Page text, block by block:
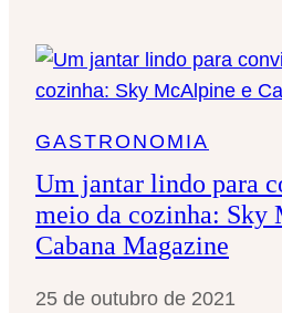
GASTRONOMIA
Um jantar lindo para
meio da cozinha: Sky
Cabana Magazine
25 de outubro de 2021